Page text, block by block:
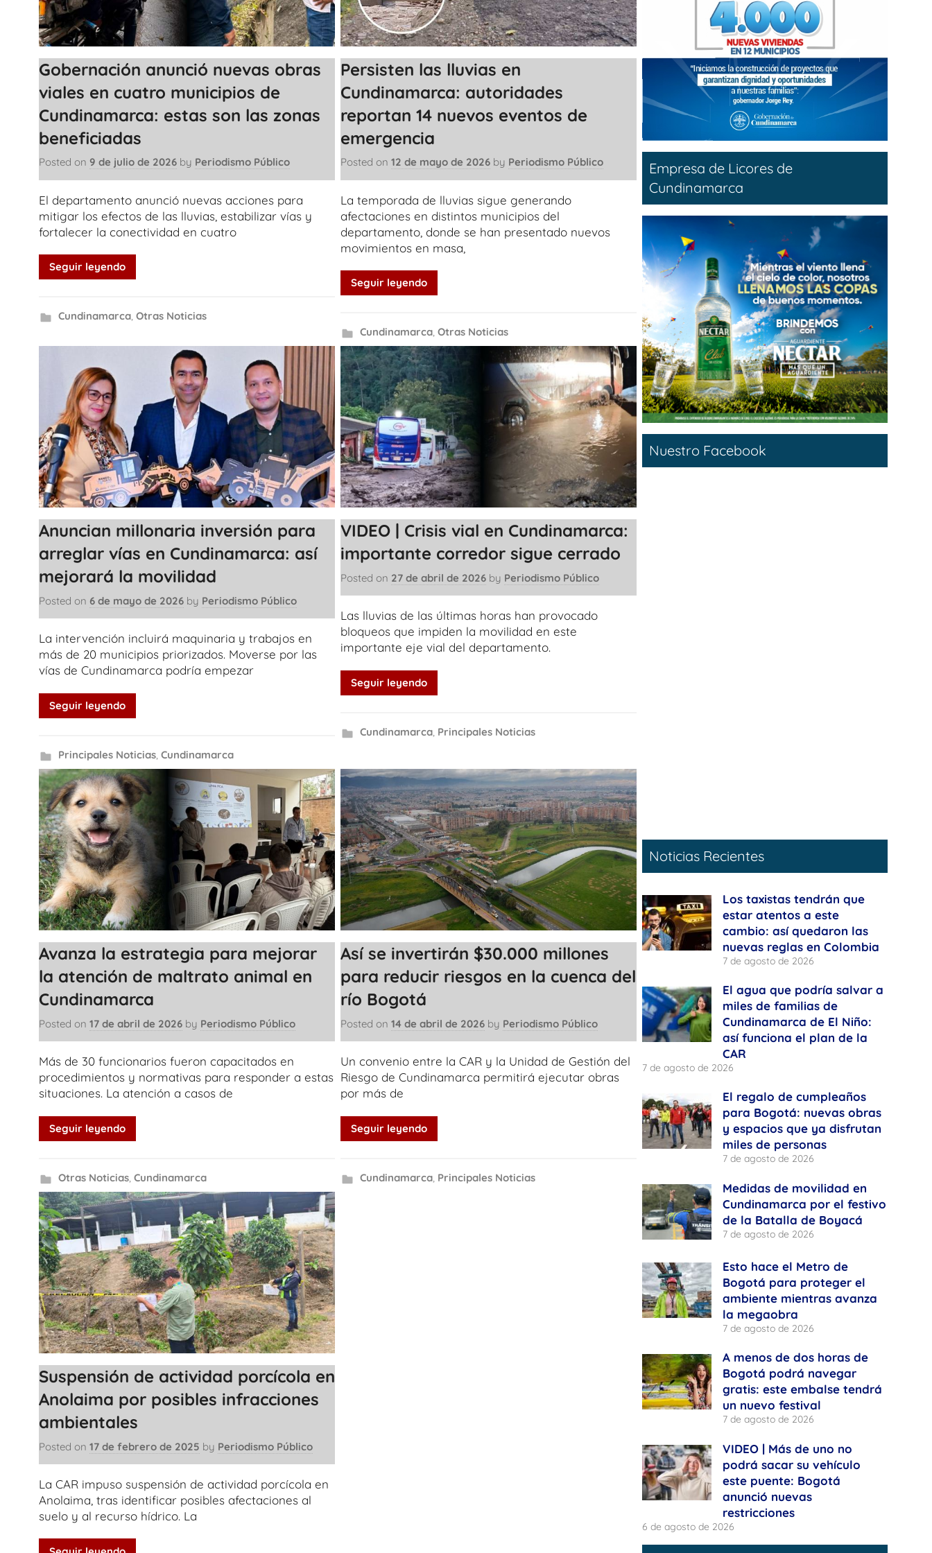
Gobernación anunció nuevas obras
viales en cuatro municipios de
Cundinamarca: estas son las zonas
beneficiadas
Posted on 9 de julio de 2026 by Periodismo Público
El departamento anunció nuevas acciones para
mitigar los efectos de las lluvias, estabilizar vías y
fortalecer la conectividad en cuatro
Seguir leyendo
Cundinamarca, Otras Noticias
Persisten las lluvias en
Cundinamarca: autoridades
reportan 14 nuevos eventos de
emergencia
Posted on12 de mayo de 2026 by Periodismo Público
La temporada de lluvias sigue generando
afectaciones en distintos municipios del
departamento, donde se han presentado nuevos
movimientos en masa,
Seguir leyendo
Cundinamarca, Otras Noticias
Anuncian millonaria inversión para
arreglar vías en Cundinamarca: así
mejorará la movilidad
Posted on 6 de mayo de 2026 by Periodismo Público
La intervención incluirá maquinaria y trabajos en
más de 20 municipios priorizados. Moverse por las
vías de Cundinamarca podría empezar
Seguir leyendo
Principales Noticias, Cundinamarca
VIDEO | Crisis vial en Cundinamarca:
importante corredor sigue cerrado
Posted on 27 de abril de 2026 by Periodismo Público
Las lluvias de las últimas horas han provocado
bloqueos que impiden la movilidad en este
importante eje vial del departamento.
Seguir leyendo
Cundinamarca, Principales Noticias
Avanza la estrategia para mejorar
la atención de maltrato animal en
Cundinamarca
Posted on 17 de abril de 2026 by Periodismo Público
Más de 30 funcionarios fueron capacitados en
procedimientos y normativas para responder a estas
situaciones. La atención a casos de
Seguir leyendo
Otras Noticias, Cundinamarca
Así se invertirán $30.000 millones
para reducir riesgos en la cuenca del
río Bogotá
Posted on14 de abril de 2026 by Periodismo Público
Un convenio entre la CAR y la Unidad de Gestión del
Riesgo de Cundinamarca permitirá ejecutar obras
por más de
Seguir leyendo
Cundinamarca, Principales Noticias
Suspensión de actividad porcícola en
Anolaima por posibles infracciones
ambientales
Posted on 17 de febrero de 2025 by Periodismo Público
La CAR impuso suspensión de actividad porcícola en
Anolaima, tras identificar posibles afectaciones al
suelo y al recurso hídrico. La
Empresa de Licores de
Cundinamarca
Nuestro Facebook
Noticias Recientes
Los taxistas tendrán que
estar atentos a este
cambio: así quedaron las
nuevas reglas en Colombia
7 de agosto de 2026
El agua que podría salvar a
miles de familias de
Cundinamarca de El Niño:
así funciona el plan de la
CAR
7 de agosto de 2026
El regalo de cumpleaños
para Bogotá: nuevas obras
y espacios que ya disfrutan
miles de personas
7 de agosto de 2026
Medidas de movilidad en
Cundinamarca por el festivo
de la Batalla de Boyacá
7 de agosto de 2026
Esto hace el Metro de
Bogotá para proteger el
ambiente mientras avanza
la megaobra
7 de agosto de 2026
A menos de dos horas de
Bogotá podrá navegar
gratis: este embalse tendrá
un nuevo festival
7 de agosto de 2026
VIDEO | Más de uno no
podrá sacar su vehículo
este puente: Bogotá
anunció nuevas
restricciones
6 de agosto de 2026